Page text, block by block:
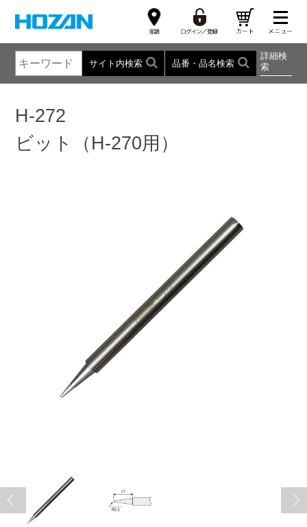
サイト内検索 品番・品名検索
詳細検
索
H-272
ビット（H-270用）